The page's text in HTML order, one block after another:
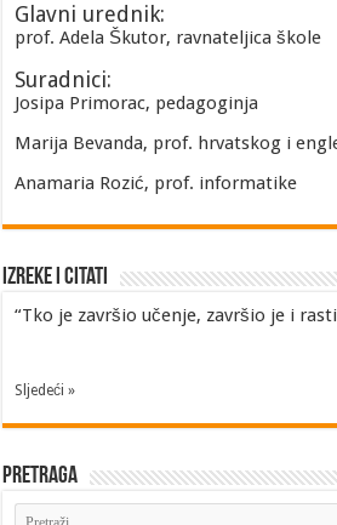
Glavni urednik:
prof. Adela Škutor, ravnateljica škole
Suradnici:
Josipa Primorac, pedagoginja
Marija Bevanda, prof. hrvatskog i
Anamaria Rozić, prof. informatike
Izreke i Citati
“Tko je završio učenje, završio je i
Sljedeći »
Pretraga